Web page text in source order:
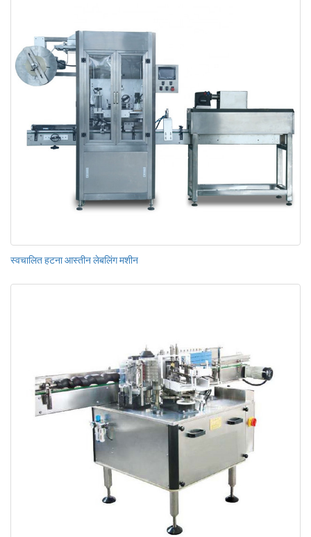
स्वचालित हटना आस्तीन लेबलिंग मशीन